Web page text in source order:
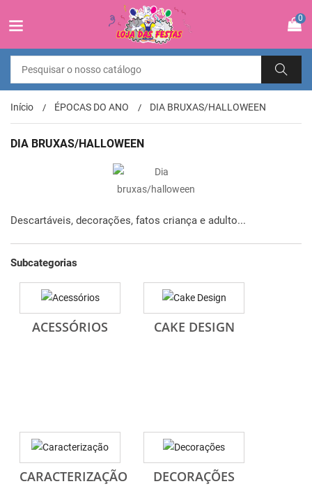
0
Início ÉPOCAS DO ANO DIA BRUXAS/HALLOWEEN
DIA BRUXAS/HALLOWEEN
Descartáveis, decorações, fatos criança e adulto...
Subcategorias
ACESSÓRIOS CAKE DESIGN
CARACTERIZAÇÃO DECORAÇÕES